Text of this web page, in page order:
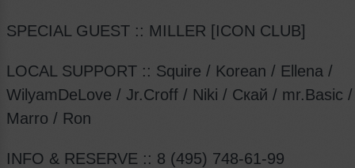
SPECIAL GUEST :: MILLER [ICON CLUB]
LOCAL SUPPORT :: Squire / Korean / Ellena /
WilyamDeLove / Jr.Croff / Niki / Скай / mr.Basic
Marro / Ron
INFO & RESERVE :: 8 (495) 748-61-99